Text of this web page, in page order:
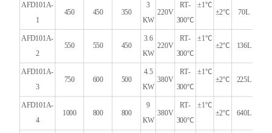
AFD101A-
1
450 450 350
3
KW
220V
RT-
300℃
±1℃
±2℃
70L
AFD101A-
2
550 550 450
3.6
KW
220V
RT-
300℃
±1℃
±2℃ 136L
AFD101A-
3
750 600 500
4.5
KW
380V
RT-
300℃
±1℃
±2℃ 225L
AFD101A-
4
1000 800 800
9
KW
380V
RT-
300℃
±1℃
±2℃
640L